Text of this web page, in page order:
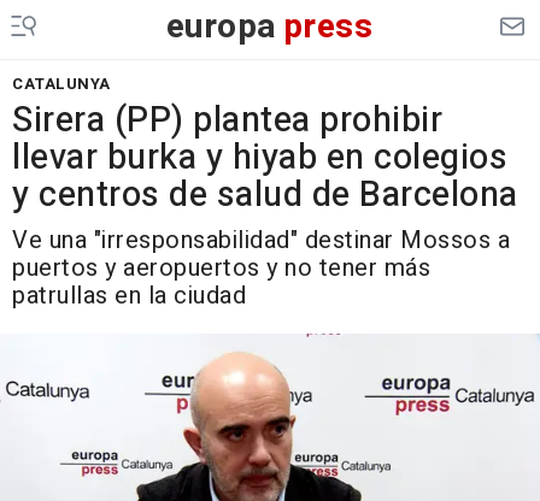
europa press
CATALUNYA
Sirera (PP) plantea prohibir
llevar burka y hiyab en colegios
y centros de salud de Barcelona
Ve una "irresponsabilidad" destinar Mossos a
puertos y aeropuertos y no tener más
patrullas en la ciudad